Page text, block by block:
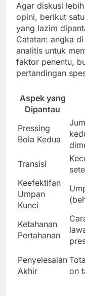
Agar diskusi
opini, berikut
yang lazim
Catatan: angka
analitis untuk
faktor penentu,
pertandingan
Aspek yang
Dipantau
Pressing
Bola Kedua
Transisi
Keefektifan
Umpan
Kunci
Ketahanan
Pertahanan
Penyelesaian
Akhir
on